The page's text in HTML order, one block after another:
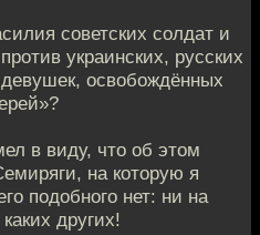
советских солдат и
украинских, русских
освобождённых
в виду, что об этом
на которую я
подобного нет: ни на
других!